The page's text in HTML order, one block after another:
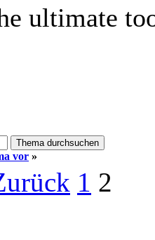
ultimate
vor »
1 2